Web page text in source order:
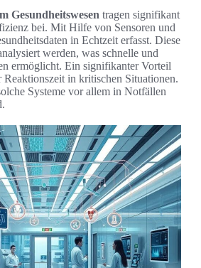
Gesundheitswesen tragen signifikant
bei. Mit Hilfe von Sensoren und
in Echtzeit erfasst. Diese
werden, was schnelle und
ermöglicht. Ein signifikanter Vorteil
in kritischen Situationen.
Systeme vor allem in Notfällen